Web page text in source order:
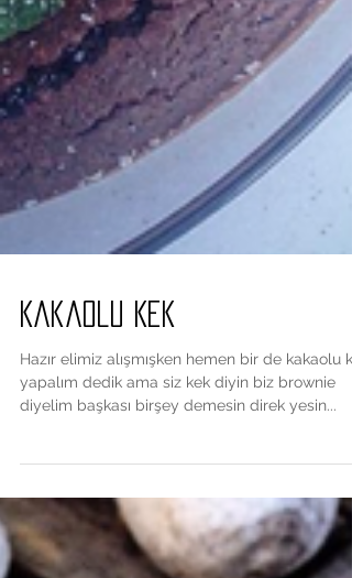
Kakaolu Kek
diyelim başkası birşey demesin direk yesin...